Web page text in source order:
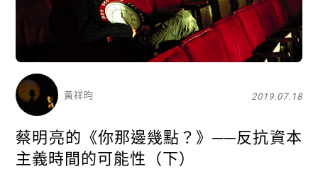
黃祥昀 2019.07.18
蔡明亮的《你那邊幾點？》──反抗資本
主義時間的可能性（下）